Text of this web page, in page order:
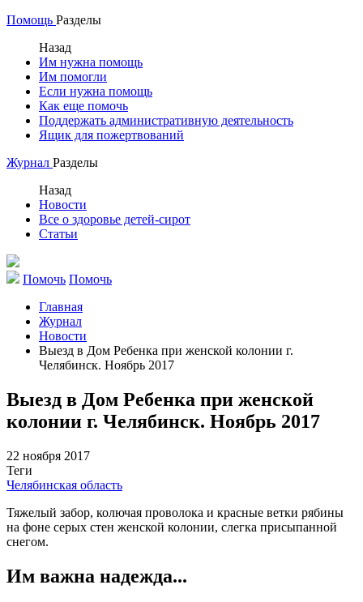
Помощь Разделы
Назад
Им нужна помощь
Им помогли
Если нужна помощь
Как еще помочь
Поддержать административную деятельность
Ящик для пожертвований
Журнал Разделы
Назад
Новости
Все о здоровье детей-сирот
Статьи
Помочь Помочь
Главная
Журнал
Новости
Выезд в Дом Ребенка при женской колонии г.
Челябинск. Ноябрь 2017
Выезд в Дом Ребенка при женской
колонии г. Челябинск. Ноябрь 2017
22 ноября 2017
Теги
Челябинская область
Тяжелый забор, колючая проволока и красные ветки рябины
на фоне серых стен женской колонии, слегка присыпанной
снегом.
Им важна надежда...